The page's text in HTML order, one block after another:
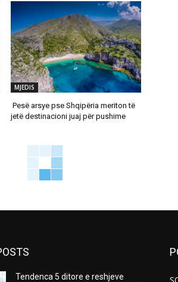
MJEDIS
Pesë arsye pse Shqipëria meriton të
jetë destinacioni juaj për pushime
Tendenca 5 ditore e reshjeve